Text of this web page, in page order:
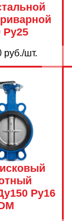
Ру25
руб./шт.
Ру16